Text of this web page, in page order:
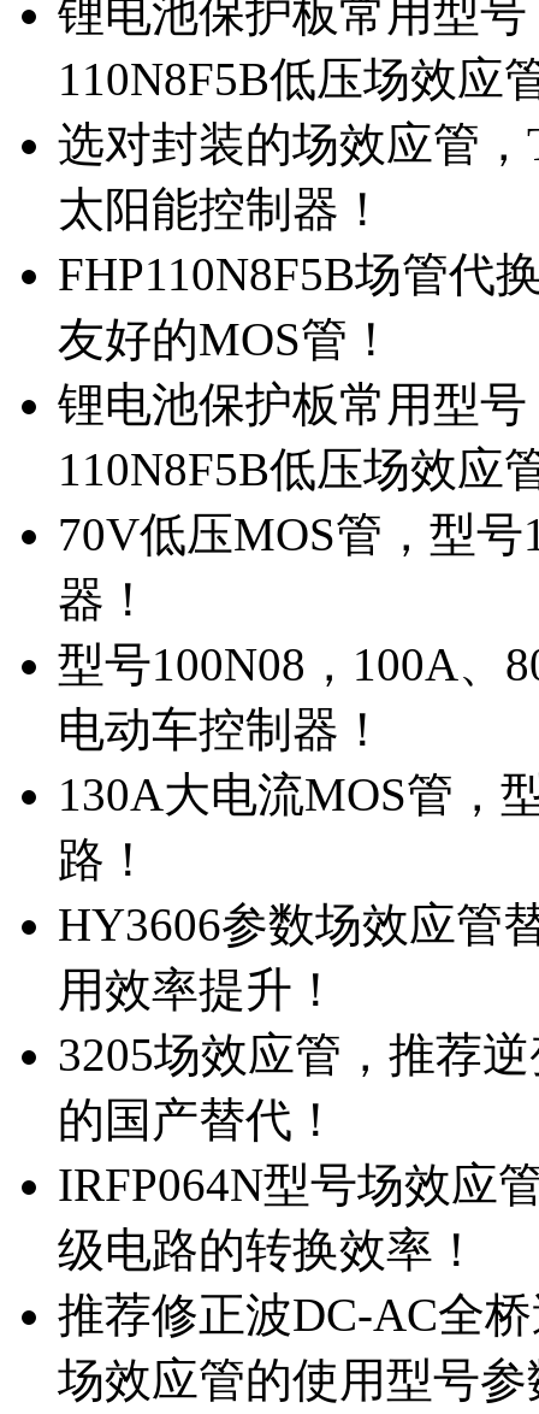
锂电池保护板常用型
110N8F5B低压场效应
选对封装的场效应管
太阳能控制器！
FHP110N8F5B场管代
友好的MOS管！
锂电池保护板常用型
110N8F5B低压场效应
70V低压MOS管，型
器！
型号100N08，100A、
电动车控制器！
130A大电流MOS管，
路！
HY3606参数场效应管
用效率提升！
3205场效应管，推荐
的国产替代！
IRFP064N型号场效应
级电路的转换效率！
推荐修正波DC-AC全
场效应管的使用型号参